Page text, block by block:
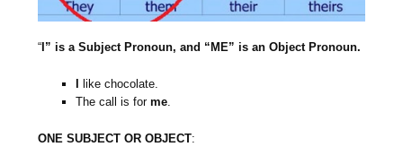
“ I” is a Subject Pronoun, and “ME” is an Object Pronoun.
like chocolate.
The call is forme.
ONE SUBJECT OR OBJECT: